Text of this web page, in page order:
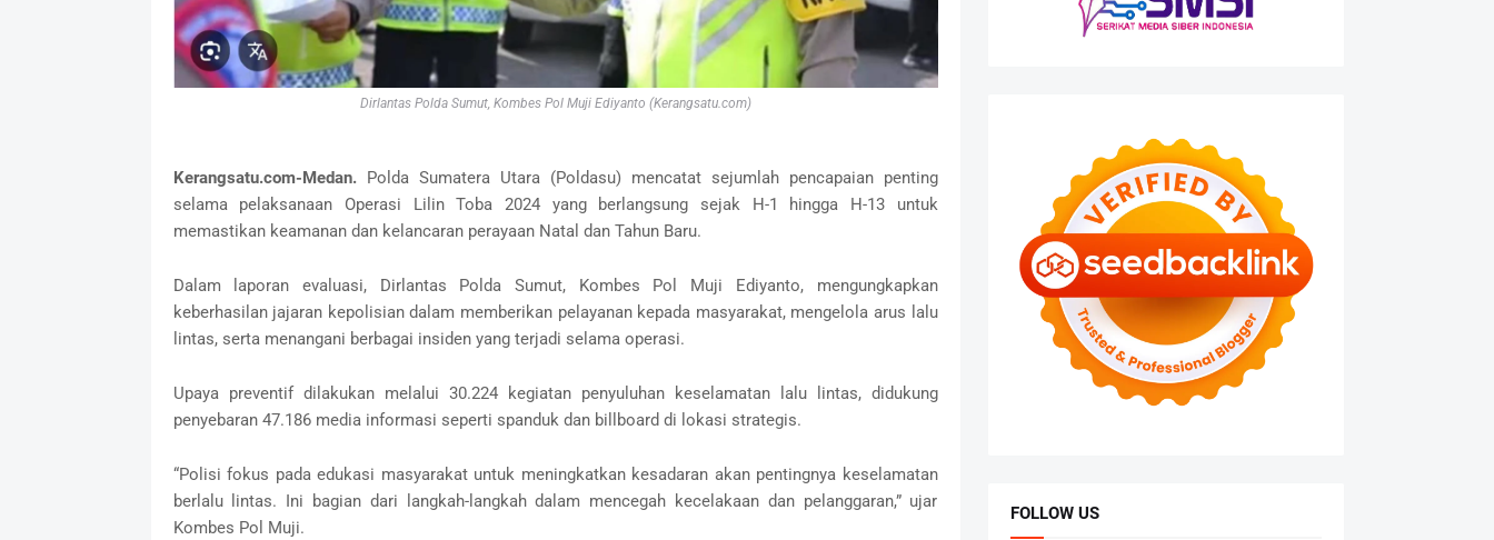
Dirlantas Polda Sumut, Kombes Pol Muji Ediyanto (Kerangsatu.com)
Kerangsatu.com-Medan. Polda Sumatera Utara (Poldasu) mencatat sejumlah pencapaian penting
selama pelaksanaan Operasi Lilin Toba 2024 yang berlangsung sejak H-1 hingga H-13 untuk
memastikan keamanan dan kelancaran perayaan Natal dan Tahun Baru.
Dalam laporan evaluasi, Dirlantas Polda Sumut, Kombes Pol Muji Ediyanto, mengungkapkan
keberhasilan jajaran kepolisian dalam memberikan pelayanan kepada masyarakat, mengelola arus lalu
lintas, serta menangani berbagai insiden yang terjadi selama operasi.
Upaya preventif dilakukan melalui 30.224 kegiatan penyuluhan keselamatan lalu lintas, didukung
penyebaran 47.186 media informasi seperti spanduk dan billboard di lokasi strategis.
“Polisi fokus pada edukasi masyarakat untuk meningkatkan kesadaran akan pentingnya keselamatan
berlalu lintas. Ini bagian dari langkah-langkah dalam mencegah kecelakaan dan pelanggaran,” ujar
Kombes Pol Muji.
FOLLOW US